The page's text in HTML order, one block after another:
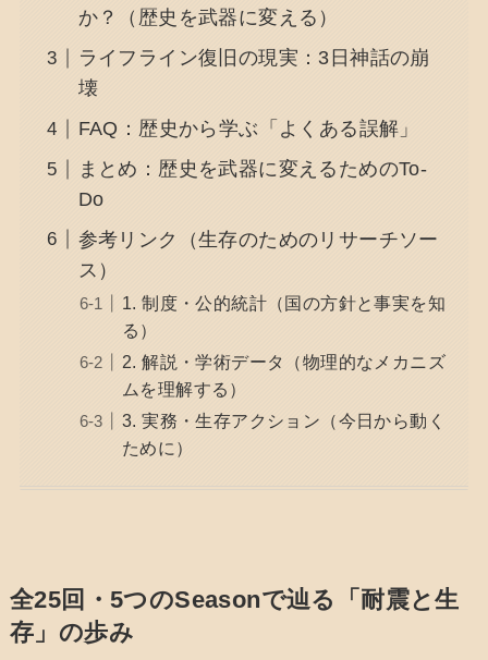
か？（歴史を武器に変える）
ライフライン復旧の現実：3日神話の崩
壊
FAQ：歴史から学ぶ「よくある誤解」
まとめ：歴史を武器に変えるためのTo-
Do
参考リンク（生存のためのリサーチソー
ス）
1. 制度・公的統計（国の方針と事実を知
る）
2. 解説・学術データ（物理的なメカニズ
ムを理解する）
3. 実務・生存アクション（今日から動く
ために）
全25回・5つのSeasonで辿る「耐震と生
存」の歩み